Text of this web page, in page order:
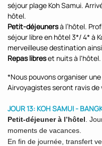
séjour plage Koh Samui.
hôtel.
Petit-déjeunersà l’hôtel.
séjour libre en hôtel 3*/ 4* à
merveilleuse destination
Repas libreset nuits à l'hôtel.
*Nous pouvons organiser
Airvoyagistes seront ravis de
JOUR 13: KOH SAMUI -
Petit-déjeuner à l’hôtel .
moments de vacances.
En fin de journée, transfert